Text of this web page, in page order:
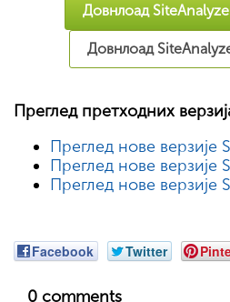
Довнлоад
Довнлоад
Преглед претходних
Преглед нове верзије
Преглед нове верзије
Преглед нове верзије
Facebook Twitter
0 comments